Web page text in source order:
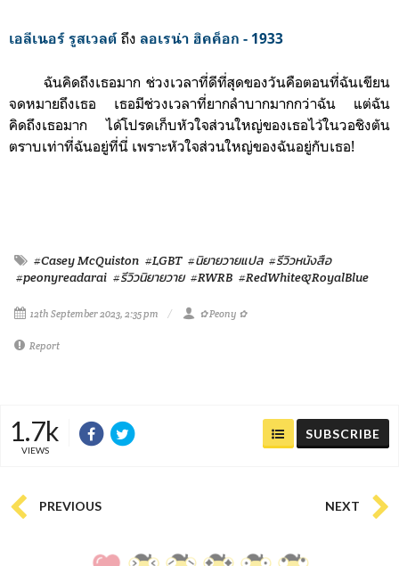
เอลีเนอร์ รูสเวลต์ ถึง ลอเรน่า ฮิคค็อก - 1933
ฉันคิดถึงเธอมาก ช่วงเวลาที่ดีที่สุดของวันคือตอนที่ฉันเขียน
จดหมายถึงเธอ เธอมีช่วงเวลาที่ยากลำบากมากกว่าฉัน แต่ฉัน
คิดถึงเธอมาก ได้โปรดเก็บหัวใจส่วนใหญ่ของเธอไว้ในวอชิงตัน
ตราบเท่าที่ฉันอยู่ที่นี่ เพราะหัวใจส่วนใหญ่ของฉันอยู่กับเธอ!
#Casey McQuiston #LGBT #นิยายวายแปล #รีวิวหนังสือ
#peonyreadarai #รีวิวนิยายวาย #RWRB #RedWhite&RoyalBlue
12th September 2023, 2:35 pm ✿ Peony ✿
Report
1.7k
VIEWS
SUBSCRIBE
PREVIOUS NEXT